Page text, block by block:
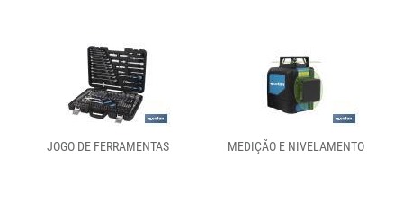
JOGO DE FERRAMENTAS MEDIÇÃO E NIVELAMENTO